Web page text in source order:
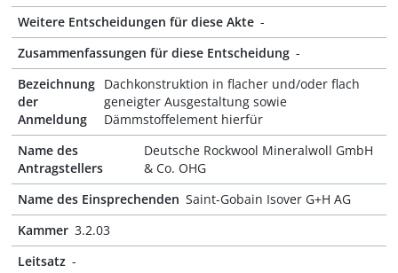
Weitere Entscheidungen für diese Akte -
Zusammenfassungen für diese Entscheidung -
Bezeichnung
der
Anmeldung
Dachkonstruktion in flacher und/oder flach
geneigter Ausgestaltung sowie
Dämmstoffelement hierfür
Name des
Antragstellers
Deutsche Rockwool Mineralwoll GmbH
& Co. OHG
Name des Einsprechenden Saint-Gobain Isover G+H AG
Kammer 3.2.03
Leitsatz -